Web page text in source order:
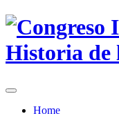
Home